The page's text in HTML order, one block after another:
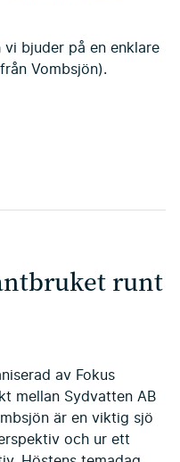
vi bjuder på en enklare
Vombsjön).
runt
av Fokus
mellan Sydvatten AB
är en viktig sjö
och ur ett